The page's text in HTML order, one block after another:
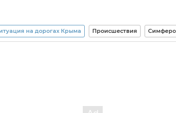
на дорогах Крыма Происшествия